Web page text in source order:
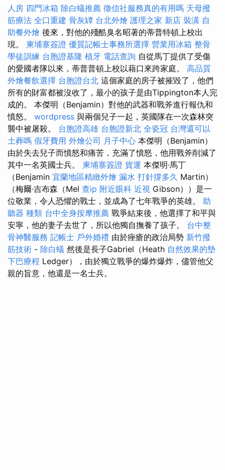
人房 四門冰箱 除白蟻推薦 徵信社服務真的有用嗎 天母撥
筋療法 全口重建 骨灰罈 台北外燴 護理之家 新店 裝潢 自
助餐外燴 後來，對他的殘酷臭名昭著的蒂普特頓上校出
現。 柬埔寨簽證 優質記帳士事務所選擇 營業用冰箱 整骨
學徒訓練 台胞證基隆 植牙 電話查詢 自從馬丁提供了受傷
的愛國者隊以來，蒂普普頓上校以藉口來跨家庭。 高品質
外燴餐飲選擇 台胞證台北 這個家庭的房子被摧毀了，他們
所有的財富都被沒收了，最小的孩子是由Tippington本人完
成的。 本傑明（Benjamin）對他的武器和戰斧進行報仇和
憤怒。 wordpress 與兩個兒子一起，英國隊在一次森林突
襲中被屠殺。 台胞證高雄 台胞證新北 全瓷冠 台灣還可以
土葬嗎 假牙費用 外燴公司 月子中心 本傑明（Benjamin）
由於失去兒子而憤怒和痛苦，充滿了憤怒，他用戰斧削減了
其中一名英國士兵。 柬埔寨簽證 貨運 本傑明·馬丁
（Benjamin 宜蘭地區精緻外燴 漏水 打針撐多久 Martin）
（梅爾·吉布森（Mel 查ip 附近眼科 近視 Gibson））是一
位敬業，令人恐懼的戰士，並成為了七年戰爭的英雄。 助
聽器 種類 台中全身按摩推薦 戰爭結束後，他選擇了和平與
安寧，他的妻子去世了，所以他獨自撫養了孩子。 台中整
骨神醫服務 記帳士 戶外婚禮 由於痤瘡的政治局勢 新竹撥
筋技術 - 除白蟻 然後是長子Gabriel（Heath 自然效果的墊
下巴療程 Ledger），由於獨立戰爭的爆炸爆炸，儘管他父
親的旨意，他還是一名士兵。